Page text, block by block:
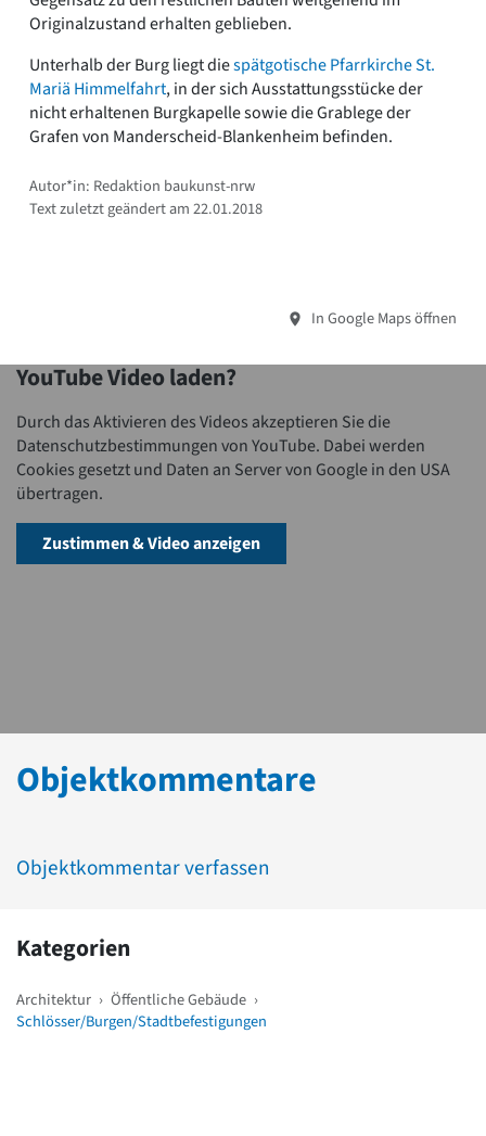
Originalzustand erhalten geblieben.
Unterhalb der Burg liegt diespätgotische Pfarrkirche St.
Mariä Himmelfahrt, in der sich Ausstattungsstücke der
nicht erhaltenen Burgkapelle sowie die Grablege der
Grafen von Manderscheid-Blankenheim befinden.
Autor*in: Redaktion baukunst-nrw
Text zuletzt geändert am 22.01.2018
In Google Maps öffnen
YouTube Video laden?
Durch das Aktivieren des Videos akzeptieren Sie die
Datenschutzbestimmungen von YouTube. Dabei werden
Cookies gesetzt und Daten an Server von Google in den USA
übertragen.
Zustimmen & Video anzeigen
Objektkommentare
Objektkommentar verfassen
Kategorien
Architektur › Öffentliche Gebäude ›
Schlösser/Burgen/Stadtbefestigungen